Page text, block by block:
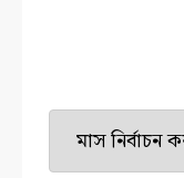
টাইম
মেশিন